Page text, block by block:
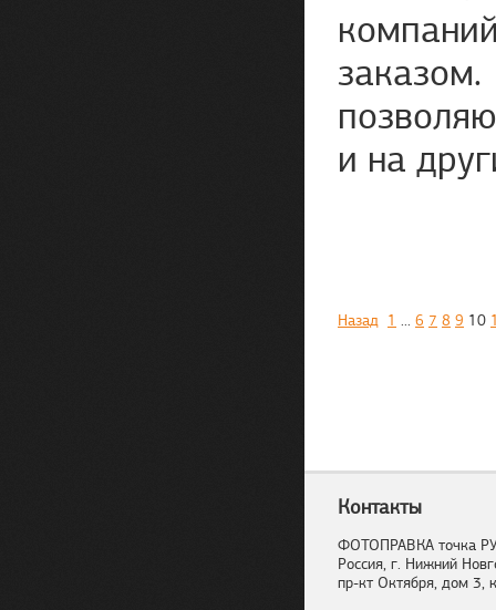
и на
Назад 1 ... 6 7 8 9 10
Контакты
ФОТОПРАВКА точка
Россия, г. Нижний
пр-кт Октября, дом 3,